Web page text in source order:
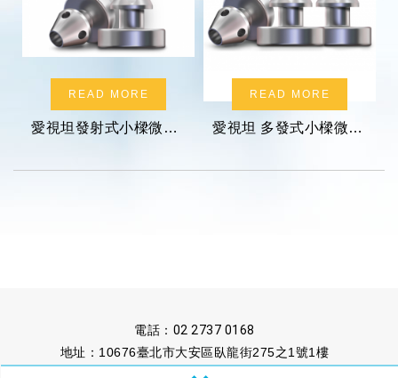
READ MORE
愛視坦發射式小樑微導流支架系統
READ MORE
愛視坦 多發式小樑微導流支架系統
電話： 02 2737 0168
地址：10676臺北市大安區臥龍街275之1號1樓
信箱：untaipei@ms13.hinet.net